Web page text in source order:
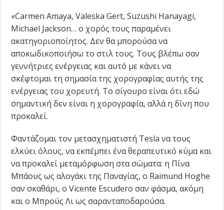
«Carmen Amaya, Valeska Gert, Suzushi Hanayagi,
Michael Jackson… ο χορός τους παραμένει
ακατηγοριοποίητος. Δεν θα μπορούσα να
αποκωδικοποιήσω το στιλ τους. Τους βλέπω σαν
γεννήτριες ενέργειας και αυτό με κάνει να
σκέφτομαι τη σημασία της χορογραφίας αυτής της
ενέργειας του χορευτή. Το σίγουρο είναι ότι εδώ
σημαντική δεν είναι η χορογραφία, αλλά η δίνη που
προκαλεί.
Φαντάζομαι τον μετασχηματιστή Tesla να τους
ελκύει όλους, να εκπέμπει ένα θεραπευτικό κύμα και
να προκαλεί μεταμόρφωση στα σώματα: η Πίνα
Μπάους ως αλογάκι της Παναγίας, ο Raimund Hoghe
σαν σκαθάρι, ο Vicente Escudero σαν φάσμα, ακόμη
και ο Μπρούς Λι ως σαρανταποδαρούσα.